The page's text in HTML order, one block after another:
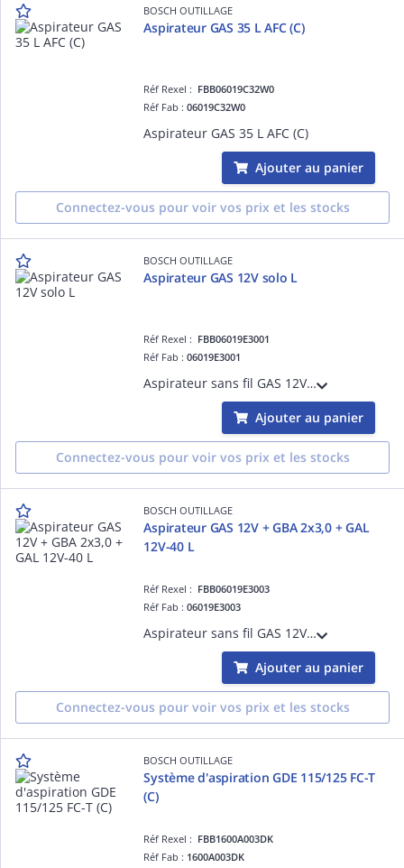
BOSCH OUTILLAGE
Aspirateur GAS 35 L AFC (C)
Réf Rexel : FBB06019C32W0
Réf Fab :06019C32W0
Aspirateur GAS 35 L AFC (C)
Ajouter au panier
Connectez-vous pour voir vos prix et les stocks
BOSCH OUTILLAGE
Aspirateur GAS 12V solo L
Réf Rexel : FBB06019E3001
Réf Fab :06019E3001
Aspirateur sans fil GAS 12V solo L
Ajouter au panier
Connectez-vous pour voir vos prix et les stocks
BOSCH OUTILLAGE
Aspirateur GAS 12V + GBA 2x3,0 + GAL
12V-40 L
Réf Rexel : FBB06019E3003
Réf Fab :06019E3003
Aspirateur sans fil GAS 12V + batteries GBA 2x3,0 + chargeur GAL 12V-40 L
Ajouter au panier
Connectez-vous pour voir vos prix et les stocks
BOSCH OUTILLAGE
Système d'aspiration GDE 115/125 FC-T
(C)
Réf Rexel : FBB1600A003DK
Réf Fab : 1600A003DK